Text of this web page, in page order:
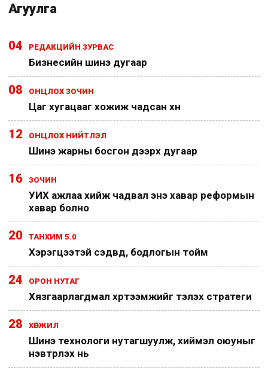
Агуулга
04 РЕДАКЦИЙН ЗУРВАС
Бизнесийн шинэ дугаар
08 ОНЦЛОХ ЗОЧИН
Цаг хугацааг хожиж чадсан хүн
12 ОНЦЛОХ НИЙТЛЭЛ
Шинэ жарны босгон дээрх дугаар
16 ЗОЧИН
УИХ ажлаа хийж чадвал энэ хавар реформын
хавар болно
20 ТАНХИМ 5.0
Хэрэгцээтэй сэдвүүд, бодлогын тойм
24 ОРОН НУТАГ
Хязгаарлагдмал хүртээмжийг тэлэх стратеги
28 ХӨГЖИЛ
Шинэ технологи нутагшуулж, хиймэл оюуныг
нэвтрүүлэх нь